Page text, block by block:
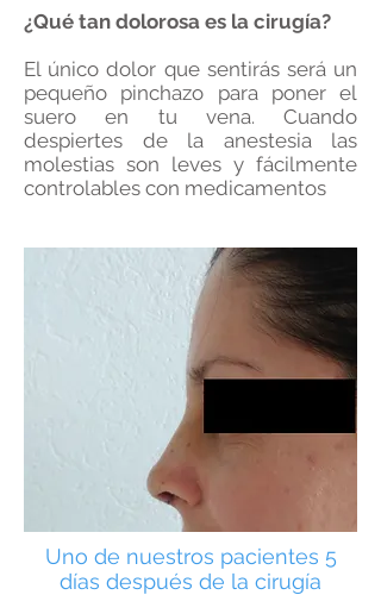
¿Qué tan dolorosa es la cirugía?
El único dolor que sentirás será un
pequeño pinchazo para poner el
suero en tu vena. Cuando
despiertes de la anestesia las
molestias son leves y fácilmente
controlables con medicamentos
Uno de nuestros pacientes 5
días después de la cirugía